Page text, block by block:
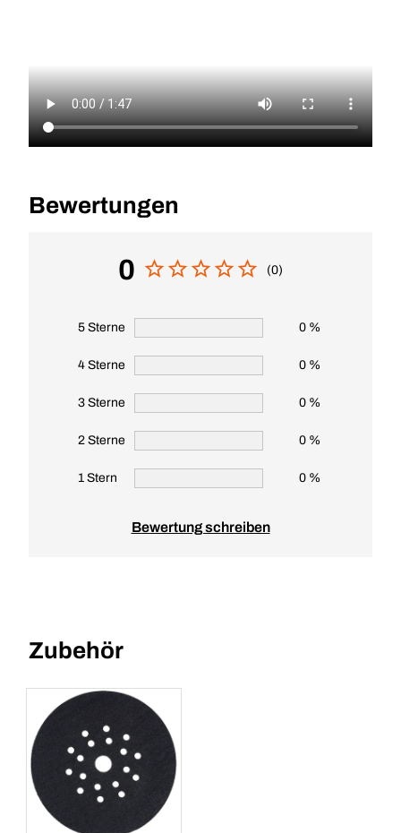
Bewertungen
0 (0)
5 Sterne 0 %
4 Sterne 0 %
3 Sterne 0 %
2 Sterne 0 %
1 Stern 0 %
Bewertung schreiben
Zubehör